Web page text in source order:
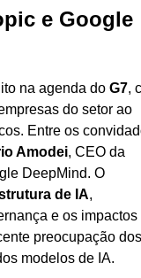
e Google
na agenda do G7,
do setor ao
Entre os
Amodei, CEO da
DeepMind. O
de IA,
e os impactos
preocupação dos
modelos de IA.